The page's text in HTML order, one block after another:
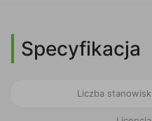
Specyfikacja
Liczba stanowisk